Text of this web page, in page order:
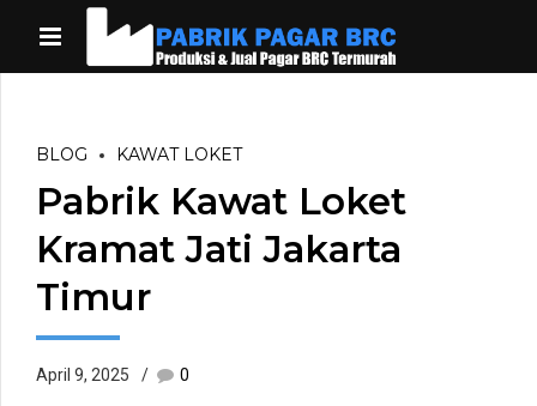
BLOG KAWAT LOKET
Pabrik Kawat Loket
Kramat Jati Jakarta
Timur
April 9, 2025 0